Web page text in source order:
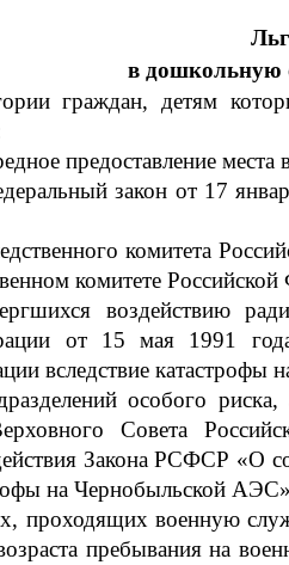
в дошкольную
граждан, детям
предоставление
закон от 17
комитета
комитете Российской
воздействию
от 15 мая 1991
вследствие
особого
Совета
Закона РСФСР «О
на Чернобыльской
проходящих военную
пребывания на